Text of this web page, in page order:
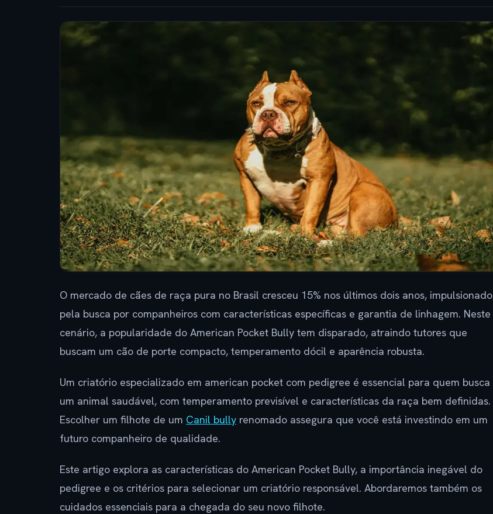
O mercado de cães de raça pura no Brasil cresceu 15% nos últimos dois anos, impulsionado
pela busca por companheiros com características específicas e garantia de linhagem. Neste
cenário, a popularidade do American Pocket Bully tem disparado, atraindo tutores que
buscam um cão de porte compacto, temperamento dócil e aparência robusta.
Um criatório especializado em american pocket com pedigree é essencial para quem busca
um animal saudável, com temperamento previsível e características da raça bem definidas.
Escolher um filhote de um Canil bully renomado assegura que você está investindo em um
futuro companheiro de qualidade.
Este artigo explora as características do American Pocket Bully, a importância inegável do
pedigree e os critérios para selecionar um criatório responsável. Abordaremos também os
cuidados essenciais para a chegada do seu novo filhote.